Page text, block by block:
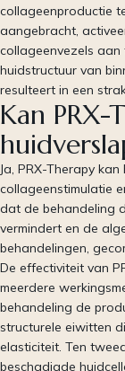
collageenproductie
aangebracht,
collageenvezels aan
huidstructuur van
resulteert in een
Kan
Ja, PRX-Therapy
collageenstimulatie
dat de behandeling
vermindert en de
behandelingen,
De effectiviteit van
meerdere
behandeling de
structurele eiwitten
elasticiteit. Ten
beschadigde